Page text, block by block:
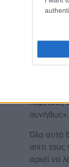
τρίμηνο
και λίγο
ίδια ή
Αυτός
πυρετούς
συνήθως».
Όλα αυτά
σπίτι
αρκεί να